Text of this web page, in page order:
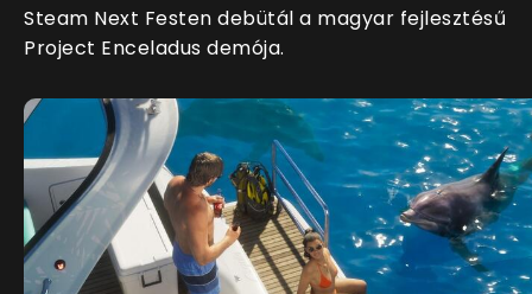
Steam Next Festen debütál a magyar fejlesztésű
Project Enceladus demója.